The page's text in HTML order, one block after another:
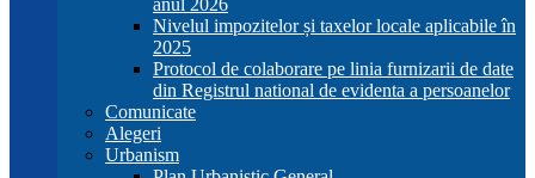
anul 2026
Nivelul impozitelor și taxelor locale aplicabile în
2025
Protocol de colaborare pe linia furnizarii de date
din Registrul national de evidenta a persoanelor
Comunicate
Alegeri
Urbanism